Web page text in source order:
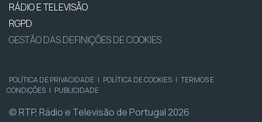
RÁDIO E TELEVISÃO
RGPD
GESTÃO DAS DEFINIÇÕES DE COOKIES
POLÍTICA DE PRIVACIDADE | POLÍTICA DE COOKIES | TERMOS E
CONDIÇÕES | PUBLICIDADE
© RTP, Rádio e Televisão de Portugal 2026